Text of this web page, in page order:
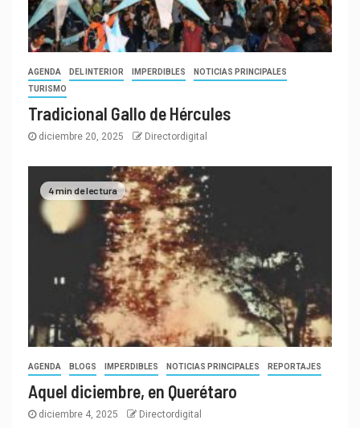
AGENDA DEL INTERIOR IMPERDIBLES
NOTICIAS PRINCIPALES
TURISMO
Tradicional Gallo de Hércules
diciembre 20, 2025 Directordigital
4 min de lectura
AGENDA BLOGS IMPERDIBLES NOTICIAS PRINCIPALES REPORTAJES
Aquel diciembre, en Querétaro
diciembre 4, 2025 Directordigital